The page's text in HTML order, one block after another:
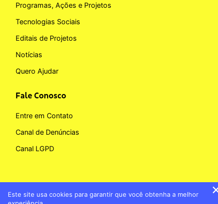
Programas, Ações e Projetos
Tecnologias Sociais
Editais de Projetos
Notícias
Quero Ajudar
Fale Conosco
Entre em Contato
Canal de Denúncias
Canal LGPD
Este site usa cookies para garantir que você obtenha a melhor